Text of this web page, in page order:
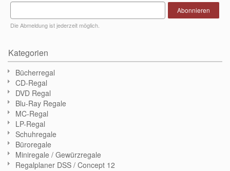
Die Abmeldung ist jederzeit möglich.
Abonnieren
Kategorien
Bücherregal
CD-Regal
DVD Regal
Blu-Ray Regale
MC-Regal
LP-Regal
Schuhregale
Büroregale
Miniregale / Gewürzregale
Regalplaner DSS / Concept 12